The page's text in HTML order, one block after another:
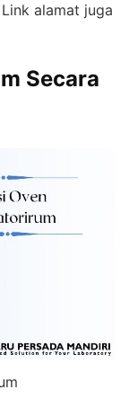
Link alamat juga
Secara